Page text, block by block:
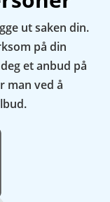
ut saken din.
på din
et anbud på
man ved å